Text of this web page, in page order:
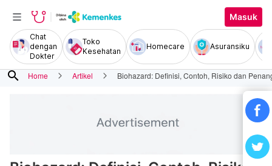
Masuk
Chat
dengan
Dokter
Toko
Kesehatan
Homecare Asuransiku
search Home Artikel Biohazard: Definisi, Contoh, Risiko dan